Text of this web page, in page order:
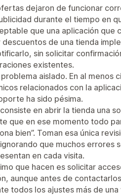
dejaron de funcionar
durante el tiempo en
que una aplicación que
de una tienda
sin solicitar
existentes.
aislado. En al menos
relacionados con la
ha sido pésima.
en abrir la tienda una
que en ese momento todo
bien”. Toman esa única
que muchos errores
en cada visita.
que hacen es solicitar
aunque antes de
todos los ajustes más de una